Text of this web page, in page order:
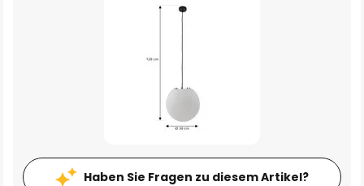
Haben Sie Fragen zu diesem Artikel?